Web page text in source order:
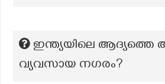
ഇന്ത്യയിലെ ആദ്യത്തെ
വ്യവസായ നഗരം?